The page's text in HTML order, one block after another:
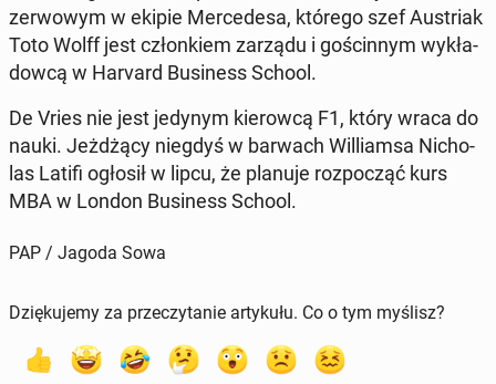
zer­wo­wym w ekipie Mer­ce­de­sa, którego szef Au­striak
Toto Wolff jest człon­kiem zarządu i go­ścin­nym wy­kła­
dow­cą w Harvard Bu­si­ness School.
De Vries nie jest jedynym kie­row­cą F1, który wraca do
nauki. Jeż­dżą­cy niegdyś w barwach Wil­liam­sa Ni­cho­
las Latifi ogłosił w lipcu, że planuje roz­po­cząć kurs
MBA w London Bu­si­ness School.
PAP / Jagoda Sowa
Dziękujemy za przeczytanie artykułu. Co o tym myślisz?